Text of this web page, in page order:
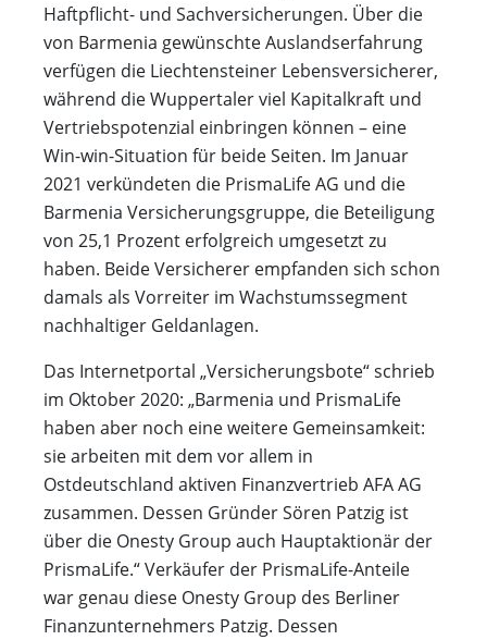
Haftpflicht- und Sachversicherungen. Über die
von Barmenia gewünschte Auslandserfahrung
verfügen die Liechtensteiner Lebensversicherer,
während die Wuppertaler viel Kapitalkraft und
Vertriebspotenzial einbringen können – eine
Win-win-Situation für beide Seiten. Im Januar
2021 verkündeten die PrismaLife AG und die
Barmenia Versicherungsgruppe, die Beteiligung
von 25,1 Prozent erfolgreich umgesetzt zu
haben. Beide Versicherer empfanden sich schon
damals als Vorreiter im Wachstumssegment
nachhaltiger Geldanlagen.
Das Internetportal „Versicherungsbote“ schrieb
im Oktober 2020: „Barmenia und PrismaLife
haben aber noch eine weitere Gemeinsamkeit:
sie arbeiten mit dem vor allem in
Ostdeutschland aktiven Finanzvertrieb AFA AG
zusammen. Dessen Gründer Sören Patzig ist
über die Onesty Group auch Hauptaktionär der
PrismaLife.“ Verkäufer der PrismaLife-Anteile
war genau diese Onesty Group des Berliner
Finanzunternehmers Patzig. Dessen